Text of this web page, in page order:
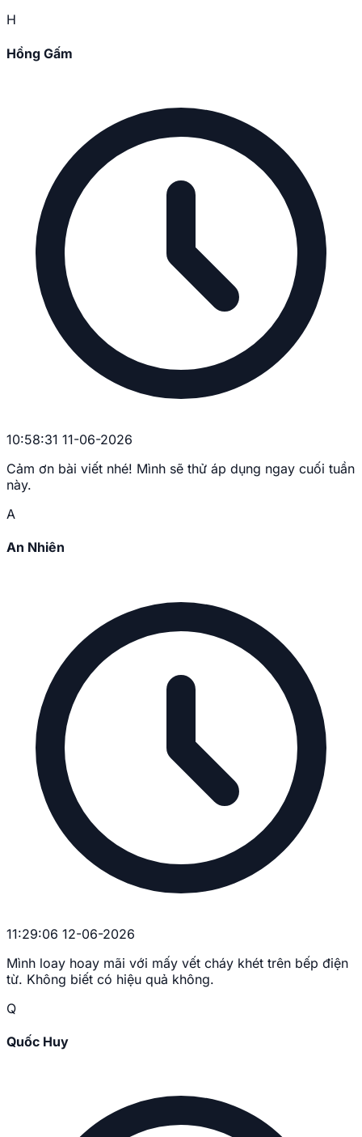
H
Hồng Gấm
10:58:31 11-06-2026
Cảm ơn bài viết nhé! Mình sẽ thử áp dụng ngay cuối tuần
này.
A
An Nhiên
11:29:06 12-06-2026
Mình loay hoay mãi với mấy vết cháy khét trên bếp điện
từ. Không biết có hiệu quả không.
Q
Quốc Huy